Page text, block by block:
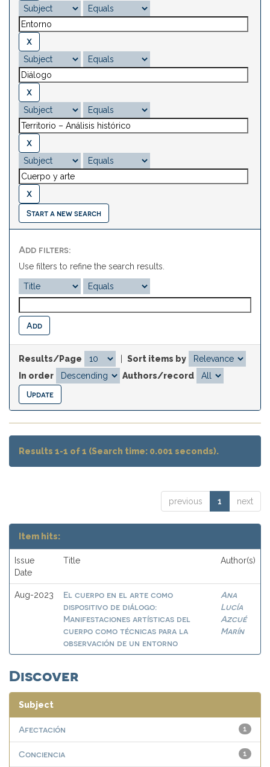
Start a new search
Add filters:
Use filters to refine the search results.
Results/Page
Sort items by
In order
Authors/record
Results 1-1 of 1 (Search time: 0.001 seconds).
previous 1 next
Item hits:
Issue
Date
Title Author(s)
Aug-2023
El cuerpo en el arte como
dispositivo de diálogo:
Manifestaciones artísticas del
cuerpo como técnicas para la
observación de un entorno
Ana
Lucía
Azcué
Marín
Discover
Subject
1
Afectación
1
Conciencia